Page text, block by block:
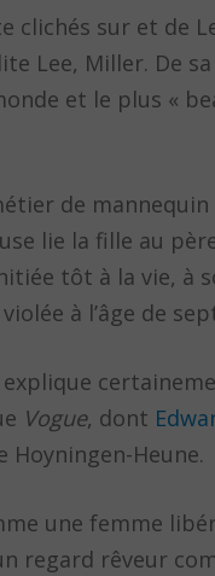
clichés sur et de
Lee, Miller. De
et le plus «
de
lie la fille au
tôt à la vie, à
à l’âge de
Vogue, dont
Hoyningen-Heune.
une femme
regard rêveur